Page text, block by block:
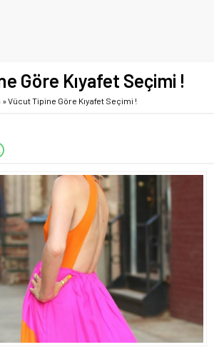
Göre Kıyafet Seçimi !
»Vücut Tipine Göre Kıyafet Seçimi !